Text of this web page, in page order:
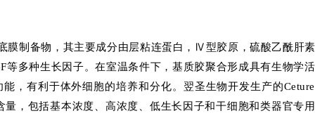
膜制备物，其主要成分由层粘连蛋白，Ⅳ型胶原，硫酸乙酰肝
等多种生长因子。在室温条件下，基质胶聚合形成具有生物学
，有利于体外细胞的培养和分化。翌圣生物开发生产的
，包括基本浓度、高浓度、低生长因子和干细胞和类器官专